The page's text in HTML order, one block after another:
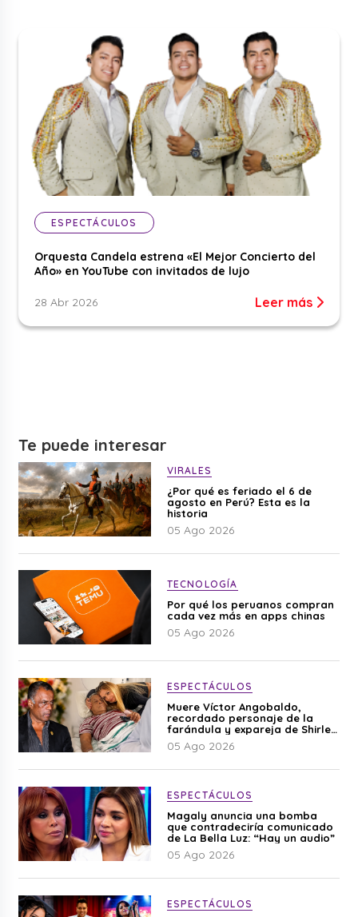
ESPECTÁCULOS
Orquesta Candela estrena «El Mejor Concierto del
Año» en YouTube con invitados de lujo
28 Abr 2026 Leer más
Te puede interesar
VIRALES
¿Por qué es feriado el 6 de
agosto en Perú? Esta es la
historia
05 Ago 2026
TECNOLOGÍA
Por qué los peruanos compran
cada vez más en apps chinas
05 Ago 2026
ESPECTÁCULOS
Muere Víctor Angobaldo,
recordado personaje de la
farándula y expareja de Shirley
Cherres
05 Ago 2026
ESPECTÁCULOS
Magaly anuncia una bomba
que contradeciría comunicado
de La Bella Luz: “Hay un audio”
05 Ago 2026
ESPECTÁCULOS